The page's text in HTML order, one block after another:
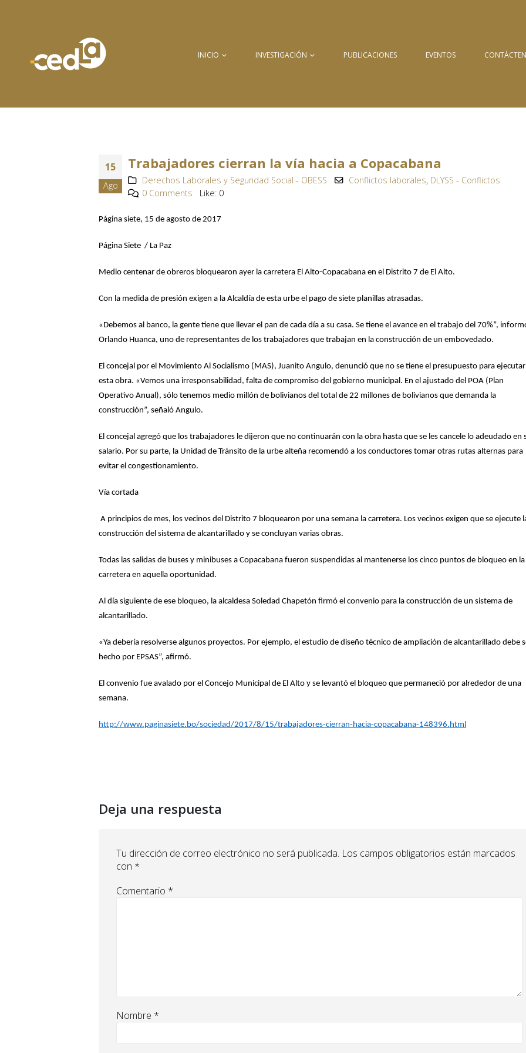
INICIO INVESTIGACIÓN PUBLICACIONES EVENTOS
15
Ago
Trabajadores cierran la vía hacia a Copacabana
Derechos Laborales y Seguridad Social - OBESS Conflictos laborales, DLYSS - Conflictos
0 Comments
Like: 0
Página siete, 15 de agosto de 2017
Página Siete / La Paz
Medio centenar de obreros bloquearon ayer la carretera El Alto-Copacabana en el Distrito 7 de El Alto.
Con la medida de presión exigen a la Alcaldía de esta urbe el pago de siete planillas atrasadas.
«Debemos al banco, la gente tiene que llevar el pan de cada día a su casa. Se tiene el avance en el trabajo del 70%”,
Orlando Huanca, uno de representantes de los trabajadores que trabajan en la construcción de un embovedado.
El concejal por el Movimiento Al Socialismo (MAS), Juanito Angulo, denunció que no se tiene el presupuesto para ejecutar
esta obra. «Vemos una irresponsabilidad, falta de compromiso del gobierno municipal. En el ajustado del POA (Plan
Operativo Anual), sólo tenemos medio millón de bolivianos del total de 22 millones de bolivianos que demanda la
construcción”, señaló Angulo.
El concejal agregó que los trabajadores le dijeron que no continuarán con la obra hasta que se les cancele lo adeudado en
salario. Por su parte, la Unidad de Tránsito de la urbe alteña recomendó a los conductores tomar otras rutas alternas para
evitar el congestionamiento.
Vía cortada
A principios de mes, los vecinos del Distrito 7 bloquearon por una semana la carretera. Los vecinos exigen que se ejecute
construcción del sistema de alcantarillado y se concluyan varias obras.
Todas las salidas de buses y minibuses a Copacabana fueron suspendidas al mantenerse los cinco puntos de bloqueo en la
carretera en aquella oportunidad.
Al día siguiente de ese bloqueo, la alcaldesa Soledad Chapetón firmó el convenio para la construcción de un sistema de
alcantarillado.
«Ya debería resolverse algunos proyectos. Por ejemplo, el estudio de diseño técnico de ampliación de alcantarillado debe
hecho por EPSAS”, afirmó.
El convenio fue avalado por el Concejo Municipal de El Alto y se levantó el bloqueo que permaneció por alrededor de una
semana.
http://www.paginasiete.bo/sociedad/2017/8/15/trabajadores-cierran-hacia-copacabana-148396.html
Deja una respuesta
Tu dirección de correo electrónico no será publicada. Los campos obligatorios están marcados
con *
Comentario *
Nombre *